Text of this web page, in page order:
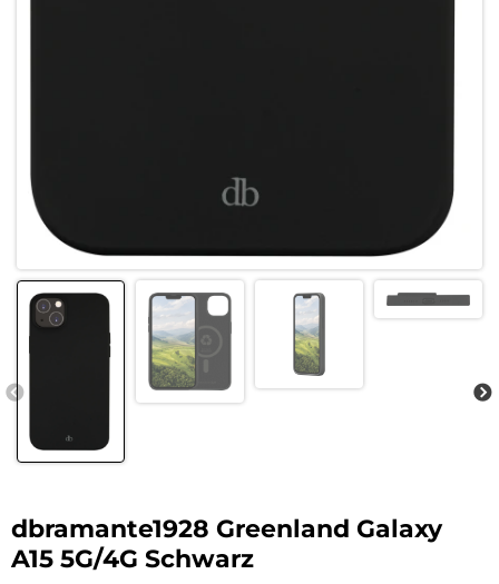
dbramante1928 Greenland Galaxy
A15 5G/4G Schwarz